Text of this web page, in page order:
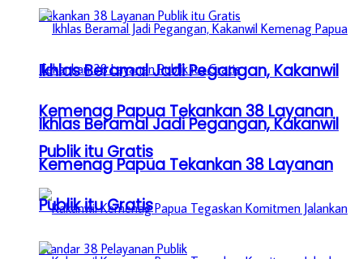
Ikhlas Beramal Jadi Pegangan, Kakanwil
Kemenag Papua Tekankan 38 Layanan
Publik itu Gratis
Ikhlas Beramal Jadi Pegangan, Kakanwil
Kemenag Papua Tekankan 38 Layanan
Publik itu Gratis